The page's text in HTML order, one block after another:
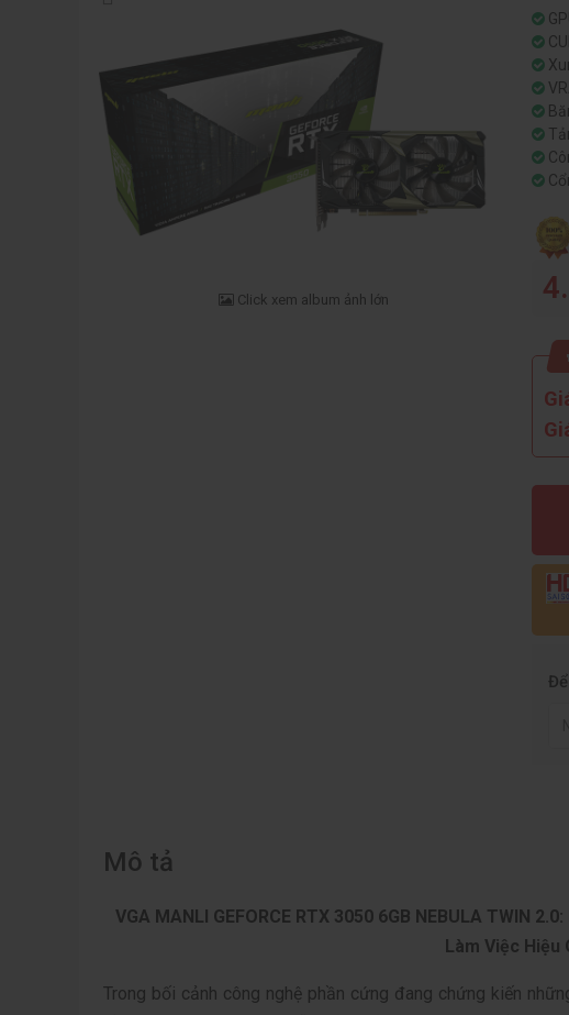
Click xem album ảnh lớn
Mô tả
VGA MANLI GEFORCE RTX 3050 6GB NEBULA TWIN
Làm Việc Hiệu
Trong bối cảnh công nghệ phần cứng đang chứng kiến